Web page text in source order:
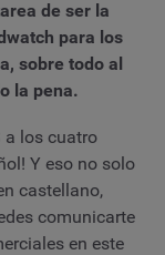
de ser la
para los
sobre todo al
la pena.
a los cuatro
Y eso no solo
castellano,
comunicarte
en este